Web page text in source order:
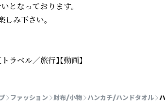
となっております。
み下さい。
ラベル／旅行】【動画】
ファッション 財布/小物 ハンカチ/ハンドタオル